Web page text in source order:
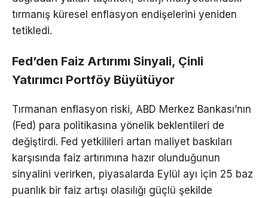
tırmanış küresel enflasyon endişelerini yeniden
tetikledi.
Fed’den Faiz Artırımı Sinyali, Çinli
Yatırımcı Portföy Büyütüyor
Tırmanan enflasyon riski, ABD Merkez Bankası’nın
(Fed) para politikasına yönelik beklentileri de
değiştirdi. Fed yetkilileri artan maliyet baskıları
karşısında faiz artırımına hazır olunduğunun
sinyalini verirken, piyasalarda Eylül ayı için 25 baz
puanlık bir faiz artışı olasılığı güçlü şekilde